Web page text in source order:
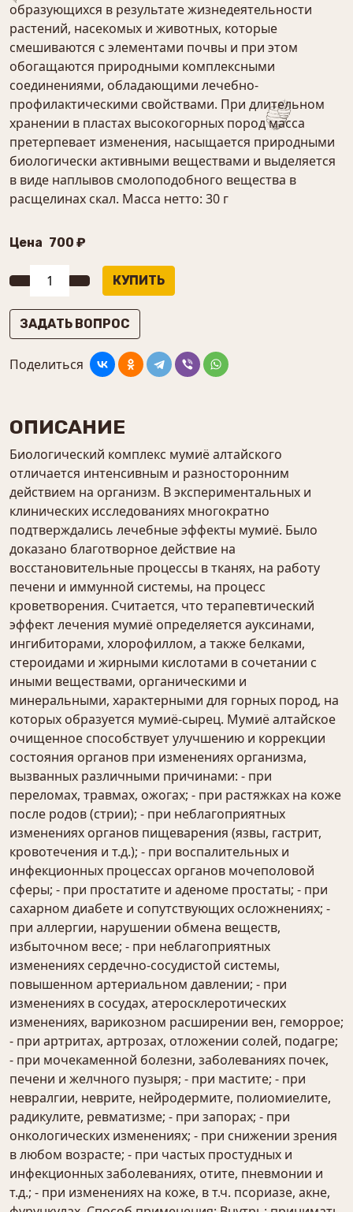
образующихся в результате жизнедеятельности
растений, насекомых и животных, которые
смешиваются с элементами почвы и при этом
обогащаются природными комплексными
соединениями, обладающими лечебно-
профилактическими свойствами. При длительном
хранении в пластах высокогорных пород масса
претерпевает изменения, насыщается природными
биологически активными веществами и выделяется
в виде наплывов смолоподобного вещества в
расщелинах скал. Масса нетто: 30 г
Цена 700 ₽
ЗАДАТЬ ВОПРОС
Поделиться
ОПИСАНИЕ
Биологический комплекс мумиё алтайского
отличается интенсивным и разносторонним
действием на организм. В экспериментальных и
клинических исследованиях многократно
подтверждались лечебные эффекты мумиё. Было
доказано благотворное действие на
восстановительные процессы в тканях, на работу
печени и иммунной системы, на процесс
кроветворения. Считается, что терапевтический
эффект лечения мумиё определяется ауксинами,
ингибиторами, хлорофиллом, а также белками,
стероидами и жирными кислотами в сочетании с
иными веществами, органическими и
минеральными, характерными для горных пород, на
которых образуется мумиё-сырец. Мумиё алтайское
очищенное способствует улучшению и коррекции
состояния органов при изменениях организма,
вызванных различными причинами: - при
переломах, травмах, ожогах; - при растяжках на коже
после родов (стрии); - при неблагоприятных
изменениях органов пищеварения (язвы, гастрит,
кровотечения и т.д.); - при воспалительных и
инфекционных процессах органов мочеполовой
сферы; - при простатите и аденоме простаты; - при
сахарном диабете и сопутствующих осложнениях; -
при аллергии, нарушении обмена веществ,
избыточном весе; - при неблагоприятных
изменениях сердечно-сосудистой системы,
повышенном артериальном давлении; - при
изменениях в сосудах, атеросклеротических
изменениях, варикозном расширении вен, геморрое;
- при артритах, артрозах, отложении солей, подагре;
- при мочекаменной болезни, заболеваниях почек,
печени и желчного пузыря; - при мастите; - при
невралгии, неврите, нейродермите, полиомиелите,
радикулите, ревматизме; - при запорах; - при
онкологических изменениях; - при снижении зрения
в любом возрасте; - при частых простудных и
инфекционных заболеваниях, отите, пневмонии и
т.д.; - при изменениях на коже, в т.ч. псориазе, акне,